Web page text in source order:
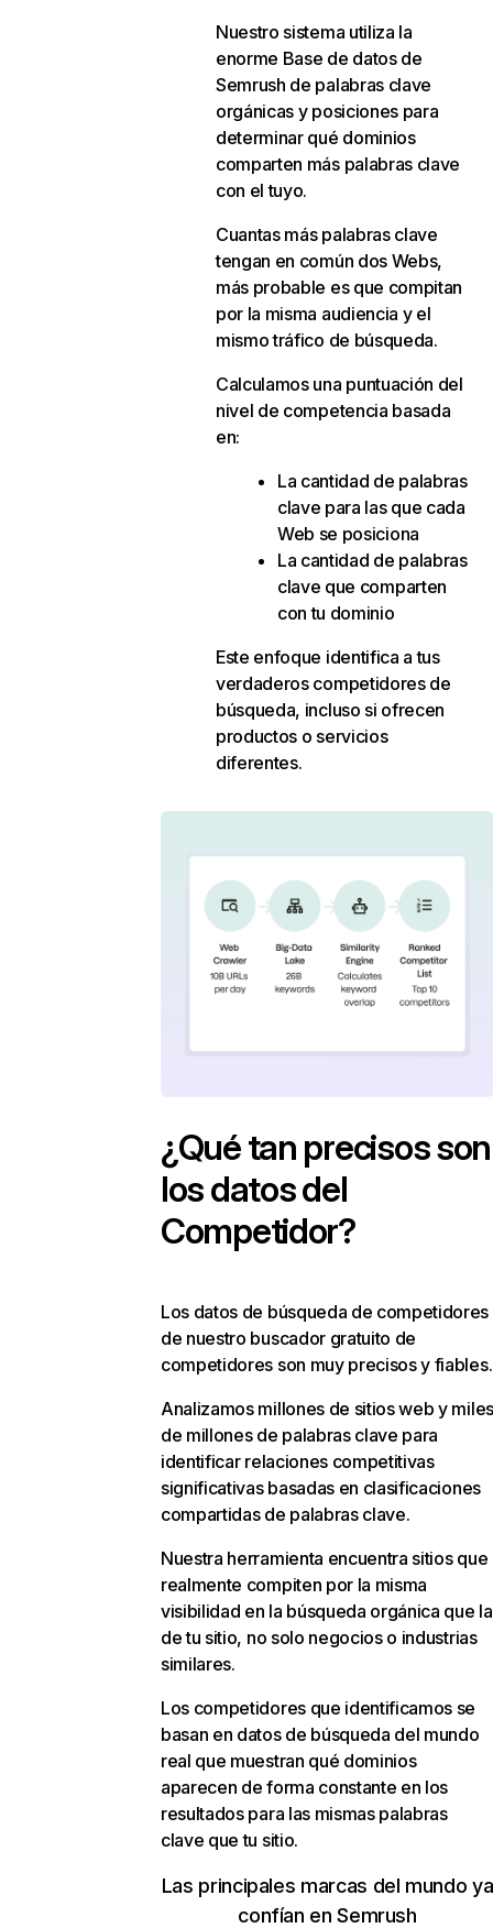
Nuestro sistema utiliza la
enorme Base de datos de
Semrush de palabras clave
orgánicas y posiciones para
determinar qué dominios
comparten más palabras clave
con el tuyo.
Cuantas más palabras clave
tengan en común dos Webs,
más probable es que compitan
por la misma audiencia y el
mismo tráfico de búsqueda.
Calculamos una puntuación del
nivel de competencia basada
en:
La cantidad de palabras
clave para las que cada
Web se posiciona
La cantidad de palabras
clave que comparten
con tu dominio
Este enfoque identifica a tus
verdaderos competidores de
búsqueda, incluso si ofrecen
productos o servicios
diferentes.
¿Qué tan precisos son
los datos del
Competidor?
Los datos de búsqueda de competidores
de nuestro buscador gratuito de
competidores son muy precisos y fiables.
Analizamos millones de sitios web y miles
de millones de palabras clave para
identificar relaciones competitivas
significativas basadas en clasificaciones
compartidas de palabras clave.
Nuestra herramienta encuentra sitios que
realmente compiten por la misma
visibilidad en la búsqueda orgánica que la
de tu sitio, no solo negocios o industrias
similares.
Los competidores que identificamos se
basan en datos de búsqueda del mundo
real que muestran qué dominios
aparecen de forma constante en los
resultados para las mismas palabras
clave que tu sitio.
Las principales marcas del mundo ya
confían en Semrush